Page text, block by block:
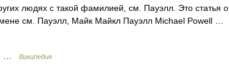
людях с такой фамилией, см. Пауэлл. Это статья о
см. Пауэлл, Майк Майкл Пауэлл Michael Powell …
… Википедия